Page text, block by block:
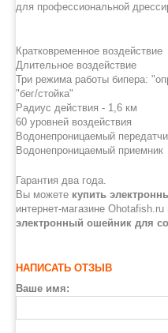
для профессиональной
Кратковременное воздействие
Длительное воздействие
Три режима работы бипера:
"бег/стойка"
Радиус действия - 1,6 км
60 уровней воздействия
Водонепроницаемый
Водонепроницаемый приемник
Гарантия два года.
Вы можете купить
интернет-магазине
электронный ошейник для
НАПИСАТЬ ОТЗЫВ
Ваше имя: